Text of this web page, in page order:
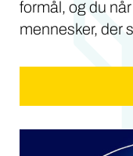
formål, og du
mennesker, der